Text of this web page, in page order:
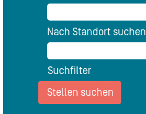
Nach Standort suchen
Suchfilter